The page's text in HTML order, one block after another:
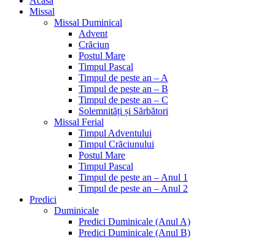
Missal
Missal Duminical
Advent
Crăciun
Postul Mare
Timpul Pascal
Timpul de peste an – A
Timpul de peste an – B
Timpul de peste an – C
Solemnități și Sărbători
Missal Ferial
Timpul Adventului
Timpul Crăciunului
Postul Mare
Timpul Pascal
Timpul de peste an – Anul 1
Timpul de peste an – Anul 2
Predici
Duminicale
Predici Duminicale (Anul A)
Predici Duminicale (Anul B)